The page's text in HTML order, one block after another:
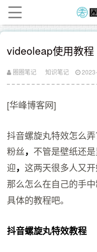
videoleap使用教
圈圈笔记 知识笔记
[华峰博客网]
抖音螺旋丸特效怎么
粉丝， 不管是壁纸还
迎，这两天很多人又
那么怎么在自己的手
具体的教程吧。
抖音螺旋丸特效教程